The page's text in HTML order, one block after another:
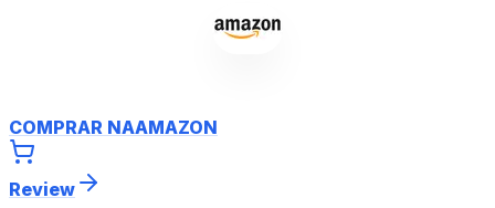
COMPRAR NAAMAZON
Review